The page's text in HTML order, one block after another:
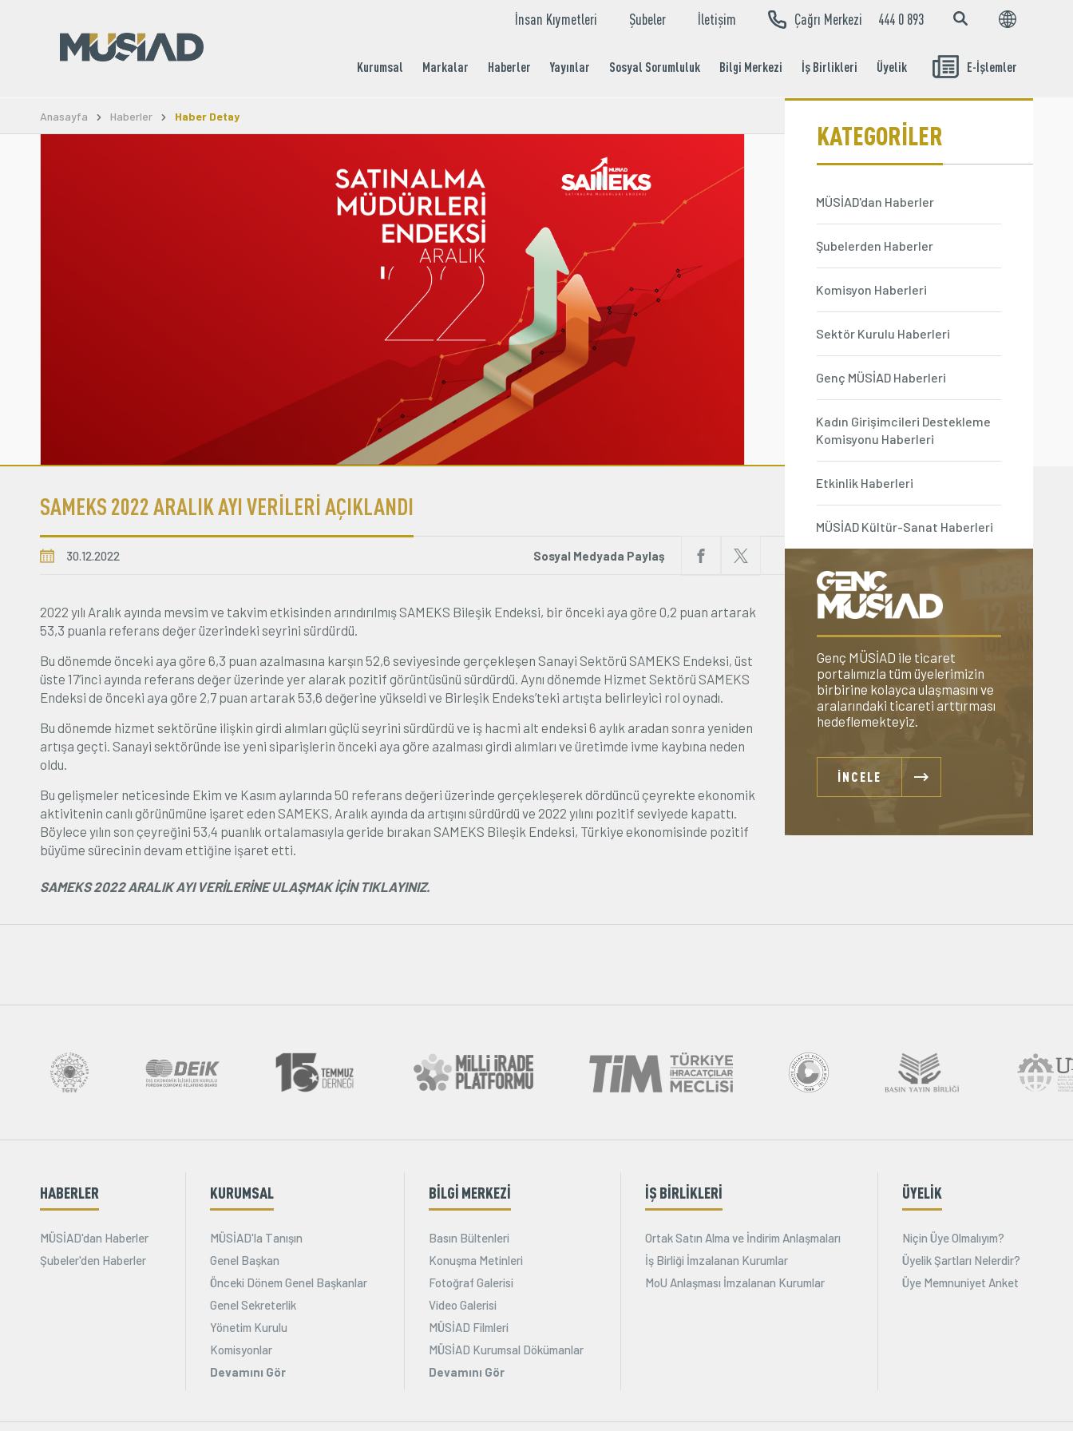
İnsan Kıymetleri Şubeler İletişim Çağrı Merkezi 444 0 893
Kurumsal Markalar Haberler Yayınlar Sosyal Sorumluluk Bilgi Merkezi İş Birlikleri Üyelik E-İşlemler
Aidat Ödeme
Anasayfa Haberler Haber Detay
KATEGORİLER
MÜSİAD'dan Haberler
Şubelerden Haberler
Komisyon Haberleri
Sektör Kurulu Haberleri
Genç MÜSİAD Haberleri
Kadın Girişimcileri Destekleme
Komisyonu Haberleri
Etkinlik Haberleri
MÜSİAD Kültür-Sanat Haberleri
SAMEKS 2022 ARALIK AYI VERİLERİ AÇIKLANDI
30.12.2022 Sosyal Medyada Paylaş
2022 yılı Aralık ayında mevsim ve takvim etkisinden arındırılmış SAMEKS Bileşik Endeksi, bir önceki aya göre 0,2 puan artarak
53,3 puanla referans değer üzerindeki seyrini sürdürdü.
Bu dönemde önceki aya göre 6,3 puan azalmasına karşın 52,6 seviyesinde gerçekleşen Sanayi Sektörü SAMEKS Endeksi, üst
üste 17’inci ayında referans değer üzerinde yer alarak pozitif görüntüsünü sürdürdü. Aynı dönemde Hizmet Sektörü SAMEKS
Endeksi de önceki aya göre 2,7 puan artarak 53,6 değerine yükseldi ve Birleşik Endeks’teki artışta belirleyici rol oynadı.
Bu dönemde hizmet sektörüne ilişkin girdi alımları güçlü seyrini sürdürdü ve iş hacmi alt endeksi 6 aylık aradan sonra yeniden
artışa geçti. Sanayi sektöründe ise yeni siparişlerin önceki aya göre azalması girdi alımları ve üretimde ivme kaybına neden
oldu.
Bu gelişmeler neticesinde Ekim ve Kasım aylarında 50 referans değeri üzerinde gerçekleşerek dördüncü çeyrekte ekonomik
aktivitenin canlı görünümüne işaret eden SAMEKS, Aralık ayında da artışını sürdürdü ve 2022 yılını pozitif seviyede kapattı.
Böylece yılın son çeyreğini 53,4 puanlık ortalamasıyla geride bırakan SAMEKS Bileşik Endeksi, Türkiye ekonomisinde pozitif
büyüme sürecinin devam ettiğine işaret etti.
SAMEKS 2022 ARALIK AYI VERİLERİNE ULAŞMAK İÇİN TIKLAYINIZ.
Genç MÜSİAD ile ticaret
portalımızla tüm üyelerimizin
birbirine kolayca ulaşmasını ve
aralarındaki ticareti arttırması
hedeflemekteyiz.
İNCELE
HABERLER
MÜSİAD'dan Haberler
Şubeler'den Haberler
KURUMSAL
MÜSİAD'la Tanışın
Genel Başkan
Önceki Dönem Genel Başkanlar
Genel Sekreterlik
Yönetim Kurulu
Komisyonlar
Devamını Gör
BİLGİ MERKEZİ
Basın Bültenleri
Konuşma Metinleri
Fotoğraf Galerisi
Video Galerisi
MÜSİAD Filmleri
MÜSİAD Kurumsal Dökümanlar
Devamını Gör
İŞ BİRLİKLERİ
Ortak Satın Alma ve İndirim Anlaşmaları
İş Birliği İmzalanan Kurumlar
MoU Anlaşması İmzalanan Kurumlar
ÜYELİK
Niçin Üye Olmalıyım?
Üyelik Şartları Nelerdir?
Üye Memnuniyet Anket